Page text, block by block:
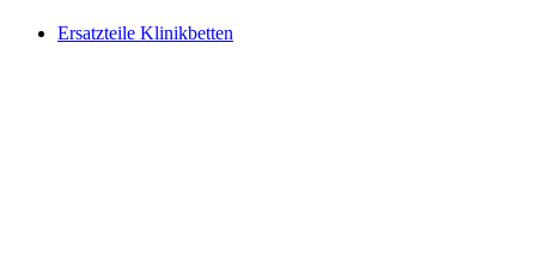
Ersatzteile Klinikbetten